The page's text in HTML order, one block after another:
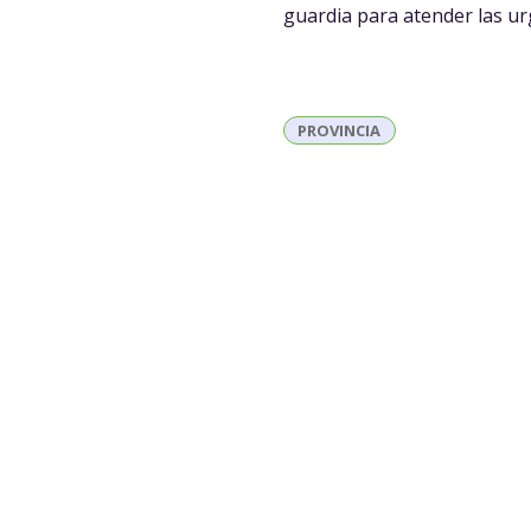
guardia para atender las
PROVINCIA